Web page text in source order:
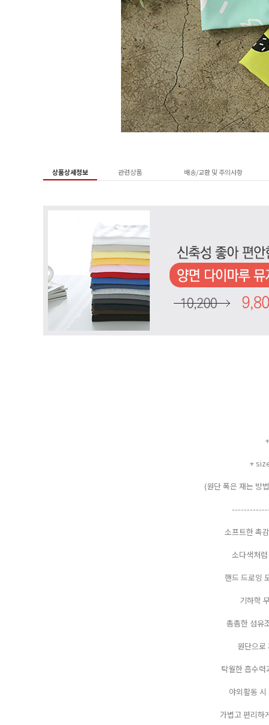
상품상세정보 관련상품 배송/교환 및 주의사항
+
(원단 폭은 재는 방
소프트한 촉
소다색처
핸드 드로잉
기하학
촘촘한 섬유
원단으로
탁월한 흡수력
야외활동
가볍고 편리하